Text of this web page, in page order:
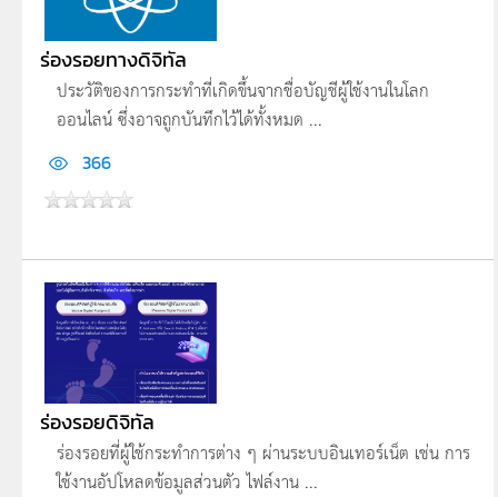
ร่องรอยทางดิจิทัล
ประวัติของการกระทำที่เกิดขึ้นจากชื่อบัญชีผู้ใช้งานในโลก
ออนไลน์ ซึ่งอาจถูกบันทึกไว้ได้ทั้งหมด ...
366
ร่องรอยดิจิทัล
ร่องรอยที่ผู้ใช้กระทำการต่าง ๆ ผ่านระบบอินเทอร์เน็ต เช่น การ
ใช้งานอัปโหลดข้อมูลส่วนตัว ไฟล์งาน ...